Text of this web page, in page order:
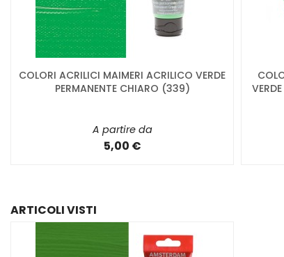
COLORI ACRILICI MAIMERI ACRILICO VERDE
PERMANENTE CHIARO (339)
A partire da
5,00 €
ARTICOLI VISTI